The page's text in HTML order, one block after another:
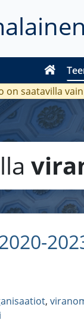
on saatavilla
,